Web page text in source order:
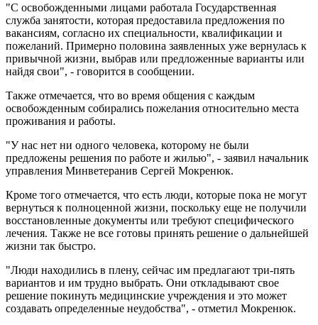
"С освобожденными лицами работала Государственная
служба занятости, которая предоставила предложения по
вакансиям, согласно их специальности, квалификации и
пожеланий. Примерно половина заявленных уже вернулась к
привычной жизни, выбрав или предложенные варианты или
найдя свои", - говорится в сообщении.
Также отмечается, что во время общения с каждым
освобожденным собирались пожелания относительно места
проживания и работы.
"У нас нет ни одного человека, которому не были
предложены решения по работе и жилью", - заявил начальник
управления Минветеранив Сергей Мокренюк.
Кроме того отмечается, что есть люди, которые пока не могут
вернуться к полноценной жизни, поскольку еще не получили
восстановленные документы или требуют специфического
лечения. Также не все готовы принять решение о дальнейшей
жизни так быстро.
"Люди находились в плену, сейчас им предлагают три-пять
вариантов и им трудно выбрать. Они откладывают свое
решение покинуть медицинские учреждения и это может
создавать определенные неудобства", - отметил Мокренюк.